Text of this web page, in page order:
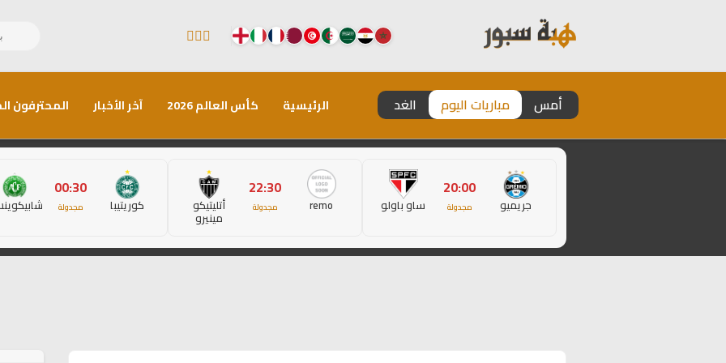
أمس مباريات اليوم الغد الرئيسية كأس العالم 2026 آخر الأخبار المحترفون
جريميو
20:00
مجدولة ساو باولو remo
22:30
مجدولة أتليتيكو
مينيرو
كوريتيبا
00:30
مجدولة